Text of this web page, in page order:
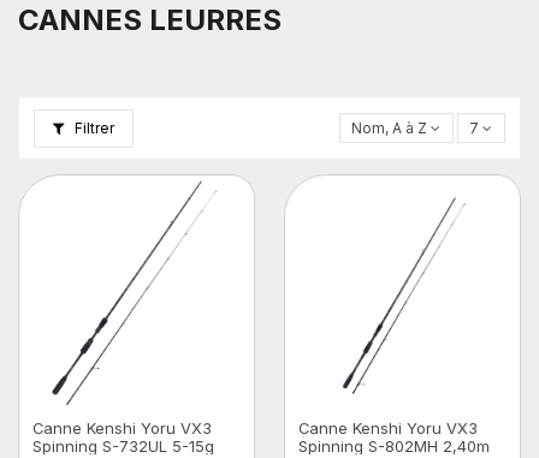
CANNES LEURRES
Filtrer Nom, A à Z 7
Canne Kenshi Yoru VX3
Spinning S-732UL 5-15g
Canne Kenshi Yoru VX3
Spinning S-802MH 2,40m